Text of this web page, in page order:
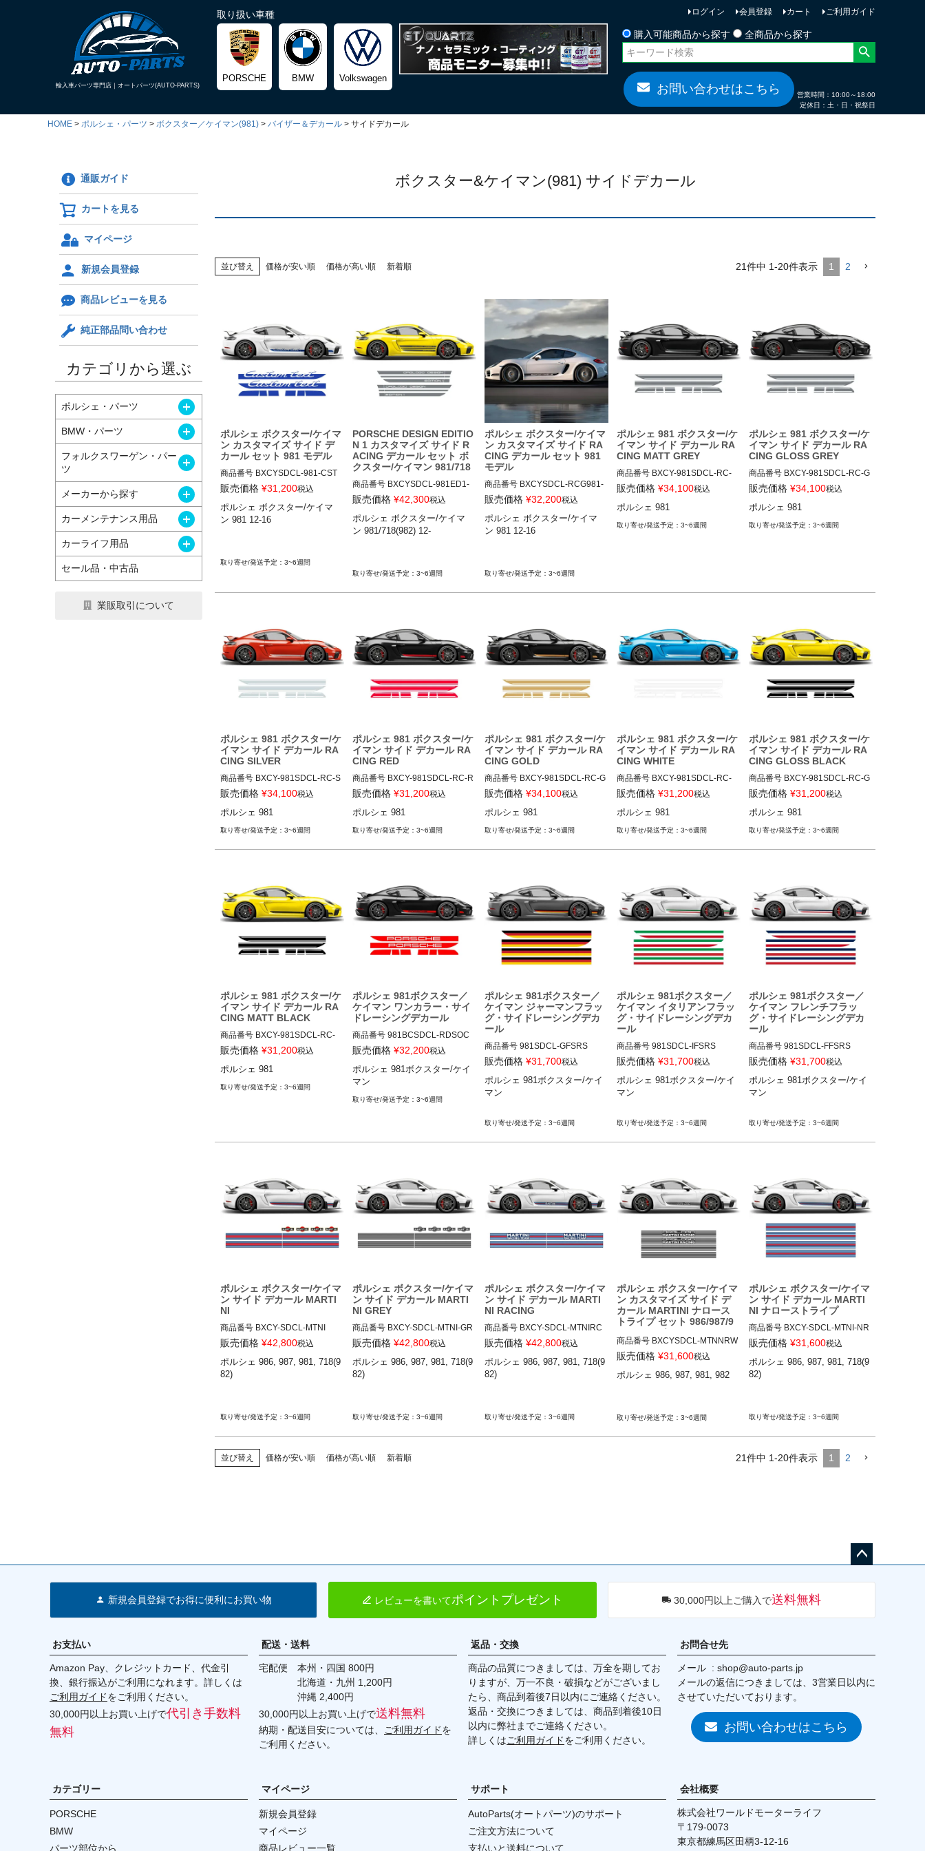
輸入車パーツ専門店｜オートパーツ(AUTO-PARTS)
取り扱い車種
PORSCHE BMW Volkswagen
ログイン 会員登録 カート
ご利用ガイド
購入可能商品から探す
全商品から探す
検索
お問い合わせはこちら
営業時間：10:00～18:00
定休日：土・日・祝祭日
HOME ポルシェ・パーツ ボクスター／ケイマン(981) バイザー＆デカール サイドデカール
通販ガイド
カートを見る
マイページ
新規会員登録
商品レビューを見る
純正部品問い合わせ
カテゴリから選ぶ
ポルシェ・パーツ
BMW・パーツ
フォルクスワーゲン・パー
ツ
メーカーから探す
カーメンテナンス用品
カーライフ用品
セール品・中古品
業販取引について
ボクスター&ケイマン(981) サイドデカール
並び替え 価格が安い順 価格が高い順 新着順 21件中 1-20件表示 1 2
ポルシェ ボクスター/ケイマ
ン カスタマイズ サイド デ
カール セット 981 モデル
商品番号 BXCYSDCL-981-CST
MORG
12ADS SKU: 無
販売価格 ¥31,200税込
ポルシェ ボクスター/ケイマ
ン 981 12-16
3~6週間
PORSCHE DESIGN EDITIO
N 1 カスタマイズ サイド R
ACING デカール セット ボ
クスター/ケイマン 981/718
商品番号 BXCYSDCL-981ED1-
CTOG
RG
販売価格 ¥42,300税込
ポルシェ ボクスター/ケイマ
ン 981/718(982) 12-
3~6週間
ポルシェ ボクスター/ケイマ
ン カスタマイズ サイド RA
CING デカール セット 981
モデル
商品番号 BXCYSDCL-RCG981-
CTOG
RG
12ADS SKU  LINK: https://autod
boxster/products/rocker-side-stri
8140258
販売価格 ¥32,200税込
ポルシェ ボクスター/ケイマ
ン 981 12-16
3~6週間
ポルシェ 981 ボクスター/ケ
イマン サイド デカール RA
CING MATT GREY
商品番号 BXCY-981SDCL-RC-
MGRY
12ADS"無"
販売価格 ¥34,100税込
ポルシェ 981
3~6週間
ポルシェ 981 ボクスター/ケ
イマン サイド デカール RA
CING GLOSS GREY
商品番号 BXCY-981SDCL-RC-G
GRY
12ADS"無"
販売価格 ¥34,100税込
ポルシェ 981
3~6週間
ポルシェ 981 ボクスター/ケ
イマン サイド デカール RA
CING SILVER
商品番号 BXCY-981SDCL-RC-S
LV
12ADS"無"
販売価格 ¥34,100税込
ポルシェ 981
3~6週間
ポルシェ 981 ボクスター/ケ
イマン サイド デカール RA
CING RED
商品番号 BXCY-981SDCL-RC-R
ED
12ADS"無"
販売価格 ¥31,200税込
ポルシェ 981
3~6週間
ポルシェ 981 ボクスター/ケ
イマン サイド デカール RA
CING GOLD
商品番号 BXCY-981SDCL-RC-G
LD
12ADS"無"
販売価格 ¥34,100税込
ポルシェ 981
3~6週間
ポルシェ 981 ボクスター/ケ
イマン サイド デカール RA
CING WHITE
商品番号 BXCY-981SDCL-RC-
WHT
12ADS"無"
販売価格 ¥31,200税込
ポルシェ 981
3~6週間
ポルシェ 981 ボクスター/ケ
イマン サイド デカール RA
CING GLOSS BLACK
商品番号 BXCY-981SDCL-RC-G
BLK
12ADS"無"
販売価格 ¥31,200税込
ポルシェ 981
3~6週間
ポルシェ 981 ボクスター/ケ
イマン サイド デカール RA
CING MATT BLACK
商品番号 BXCY-981SDCL-RC-
MBLK
12ADS"無"
販売価格 ¥31,200税込
ポルシェ 981
3~6週間
ポルシェ 981ボクスター／
ケイマン ワンカラー・サイ
ドレーシングデカール
商品番号 981BCSDCL-RDSOC
RACING DECALS SET IN ONE
COLOR
2012-2015
販売価格 ¥32,200税込
ポルシェ 981ボクスター/ケイ
マン
3~6週間
ポルシェ 981ボクスター／
ケイマン ジャーマンフラッ
グ・サイドレーシングデカ
ール
商品番号 981SDCL-GFSRS
GERMAN FLAG STYLE RACIN
G STRIPES SET
Side Stripes
ポルシェ 981ボクスター/ケイマ
販売価格 ¥31,700税込
ポルシェ 981ボクスター/ケイ
マン
3~6週間
ポルシェ 981ボクスター／
ケイマン イタリアンフラッ
グ・サイドレーシングデカ
ール
商品番号 981SDCL-IFSRS
ITALIAN FLAG STYLE RACING
STRIPES SET
Side Stripes
ポルシェ 981ボクスター/ケイマ
販売価格 ¥31,700税込
ポルシェ 981ボクスター/ケイ
マン
3~6週間
ポルシェ 981ボクスター／
ケイマン フレンチフラッ
グ・サイドレーシングデカ
ール
商品番号 981SDCL-FFSRS
FRENCH FLAG STYLE RACING
STRIPES SET
Side Stripes
ポルシェ 981ボクスター/ケイマ
販売価格 ¥31,700税込
ポルシェ 981ボクスター/ケイ
マン
3~6週間
ポルシェ ボクスター/ケイマ
ン サイド デカール MARTI
NI
商品番号 BXCY-SDCL-MTNI
BXCY-SDCL-MTNI
12ADS SKU: 無
販売価格 ¥42,800税込
ポルシェ 986, 987, 981, 718(9
82)
3~6週間
ポルシェ ボクスター/ケイマ
ン サイド デカール MARTI
NI GREY
商品番号 BXCY-SDCL-MTNI-GR
Y
12ADS SKU: 無
販売価格 ¥42,800税込
ポルシェ 986, 987, 981, 718(9
82)
3~6週間
ポルシェ ボクスター/ケイマ
ン サイド デカール MARTI
NI RACING
商品番号 BXCY-SDCL-MTNIRC
BXCY-SDCL-MTNIRC
12ADS SKU: 無
販売価格 ¥42,800税込
ポルシェ 986, 987, 981, 718(9
82)
3~6週間
ポルシェ ボクスター/ケイマ
ン カスタマイズ サイド デ
カール MARTINI ナロース
トライプ セット 986/987/9
81/982モデル
商品番号 BXCYSDCL-MTNNRW
-CTOG
RG
販売価格 ¥31,600税込
ポルシェ 986, 987, 981, 982
3~6週間
ポルシェ ボクスター/ケイマ
ン サイド デカール MARTI
NI ナローストライプ
商品番号 BXCY-SDCL-MTNI-NR
RW
12ADS SKU: 無
販売価格 ¥31,600税込
ポルシェ 986, 987, 981, 718(9
82)
3~6週間
並び替え 価格が安い順 価格が高い順 新着順 21件中 1-20件表示 1 2
へ
新規会員登録でお得に便利にお買い物 レビューを書いてポイントプレゼント 30,000円以上ご購入で送料無料
お支払い
Amazon Pay、クレジットカード、代金引
換、銀行振込がご利用になれます。詳しくは
ご利用ガイドをご利用ください。
30,000円以上お買い上げで代引き手数料
無料
配送・送料
宅配便 本州・四国 800円
北海道・九州 1,200円
沖縄 2,400円
30,000円以上お買い上げで送料無料
納期・配送目安については、 ご利用ガイドを
ご利用ください。
返品・交換
商品の品質につきましては、万全を期してお
りますが、万一不良・破損などがございまし
たら、商品到着後7日以内にご連絡ください。
返品・交換につきましては、商品到着後10日
以内に弊社までご連絡ください。
詳しくはご利用ガイドをご利用ください。
お問合せ先
メール
shop@auto-parts.jp
メールの返信につきましては、3営業日以内に
させていただいております。
お問い合わせはこちら
カテゴリー
PORSCHE
BMW
パーツ部位から
マイページ
新規会員登録
マイページ
商品レビュー一覧
サポート
AutoParts(オートパーツ)のサポート
ご注文方法について
支払いと送料について
会社概要
株式会社ワールドモーターライフ
179-0073
東京都練馬区田柄3-12-16